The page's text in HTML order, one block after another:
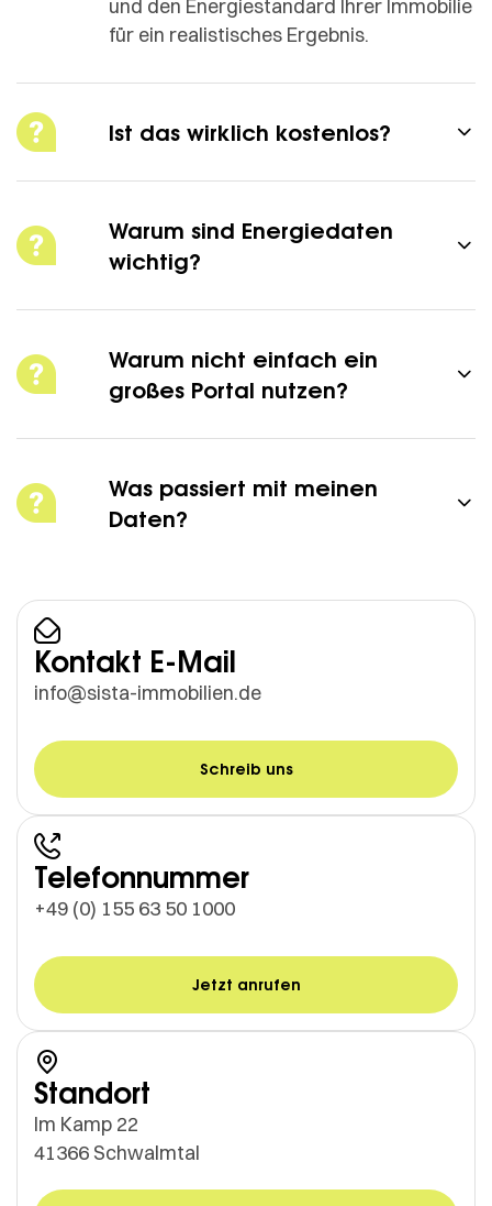
und den Energiestandard Ihrer Immobilie
für ein realistisches Ergebnis.
​Ist das wirklich kostenlos?
​Warum sind Energiedaten
wichtig?
​Warum nicht einfach ein
großes Portal nutzen?
​Was passiert mit meinen
Daten?
Kontakt E-Mail
info@sista-immobilien.de
Schreib uns
Telefonnummer
+49 (0) 155 63 50 1000
Jetzt anrufen
Standort
Im Kamp 22
41366 Schwalmtal